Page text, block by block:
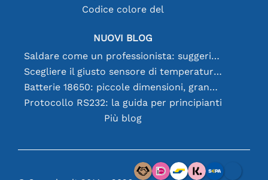
Codice colore del
NUOVI BLOG
Saldare come un professionista: suggerimenti per connessioni elettroniche perfette
Scegliere il giusto sensore di temperatura [youtube]
Batterie 18650: piccole dimensioni, grandi prestazioni
Protocollo RS232: la guida per principianti
Più blog